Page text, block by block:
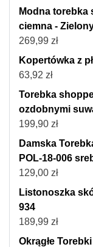
Modna torebka
ciemna -
269,99 zł
Kopertówka z
63,92 zł
Torebka
ozdobnymi
199,90 zł
Damska
POL-18-006
129,00 zł
Listonoszka
934
189,99 zł
Okrągłe